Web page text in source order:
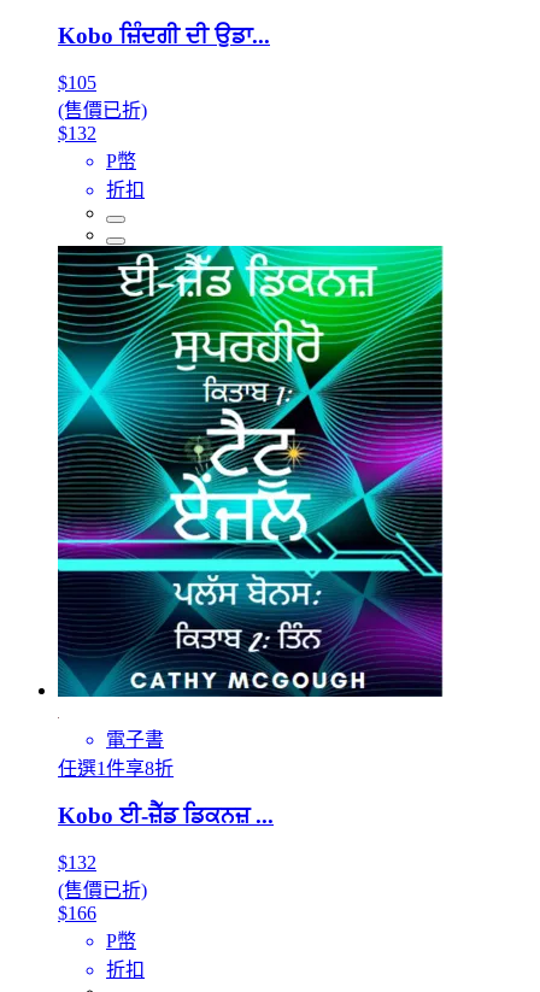
Kobo ਜ਼ਿੰਦਗੀ ਦੀ ਉਡਾ...
$105
(售價已折)
$132
P幣
折扣
電子書
任選1件享8折
Kobo ਈ-ਜ਼ੈੱਡ ਡਿਕਨਜ਼ ...
$132
(售價已折)
$166
P幣
折扣